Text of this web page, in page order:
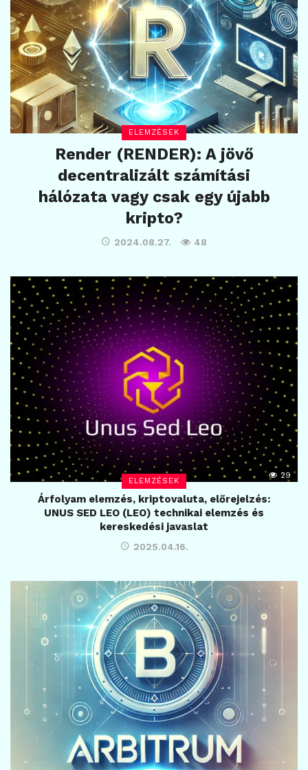
ELEMZÉSEK
Render (RENDER): A jövő
decentralizált számítási
hálózata vagy csak egy újabb
kripto?
2024.08.27. 48
ELEMZÉSEK
29
Árfolyam elemzés, kriptovaluta, előrejelzés:
UNUS SED LEO (LEO) technikai elemzés és
kereskedési javaslat
2025.04.16.